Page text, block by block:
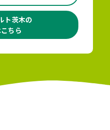
ト茨木の
ちら